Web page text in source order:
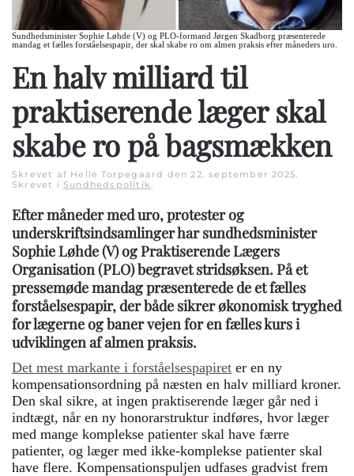
Sundhedsminister Sophie Løhde (V) og PLO-formand Jørgen Skadborg præsenterede
mandag et fælles forståelsespapir, der skal skabe ro om almen praksis efter måneders uro.
En halv milliard til
praktiserende læger skal
skabe ro på bagsmækken
Skrevet af Helle Torpegaard den22. september 2025.
Skrevet i Sundhedspolitik.
Efter måneder med uro, protester og
underskriftsindsamlinger har sundhedsminister
Sophie Løhde (V) og Praktiserende Lægers
Organisation (PLO) begravet stridsøksen. På et
pressemøde mandag præsenterede de et fælles
forståelsespapir, der både sikrer økonomisk tryghed
for lægerne og baner vejen for en fælles kurs i
udviklingen af almen praksis.
Det mest markante i forståelsespapiret er en ny
kompensationsordning på næsten en halv milliard kroner.
Den skal sikre, at ingen praktiserende læger går ned i
indtægt, når en ny honorarstruktur indføres, hvor læger
med mange komplekse patienter skal have færre
patienter, og læger med ikke-komplekse patienter skal
have flere. Kompensationspuljen udfases gradvist frem